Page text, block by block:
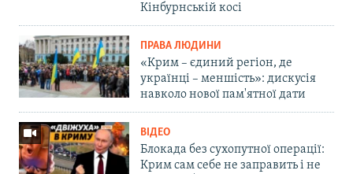
Кінбурнській косі
ПРАВА ЛЮДИНИ
«Крим – єдиний регіон, де
українці – меншість»: дискусія
навколо нової пам'ятної дати
ВІДЕО
Блокада без сухопутної операції:
Крим сам себе не заправить і не